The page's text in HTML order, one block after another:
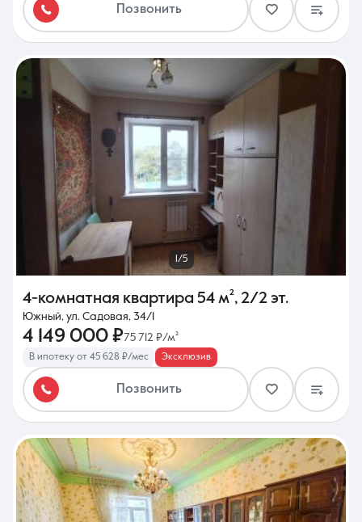
Позвонить
1/5
4-комнатная квартира 54 м², 2/2 эт.
Южный, ул. Садовая, 34/1
4 149 000 ₽75 712 ₽/м²
В ипотеку от 45 628 ₽/мес Эксклюзив
Позвонить